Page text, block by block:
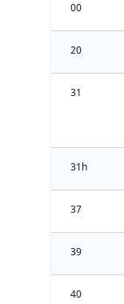
00
20
31
31h
37
39
40